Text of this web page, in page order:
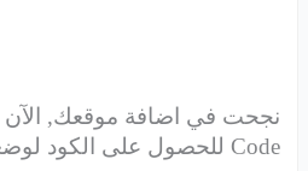
Code للحصول على الكود لوضعه داخل موقعك.